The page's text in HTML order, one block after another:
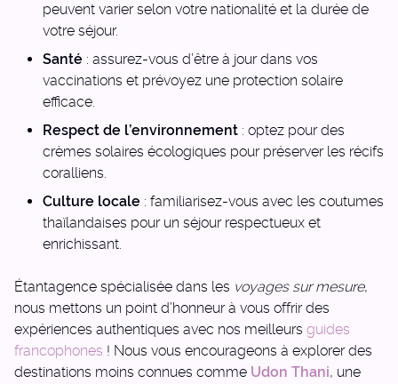
peuvent varier selon votre nationalité et la durée de
votre séjour.
Santé : assurez-vous d’être à jour dans vos
vaccinations et prévoyez une protection solaire
efficace.
Respect de l’environnement : optez pour des
crèmes solaires écologiques pour préserver les récifs
coralliens.
Culture locale : familiarisez-vous avec les coutumes
thaïlandaises pour un séjour respectueux et
enrichissant.
Étantagence spécialisée dans les voyages sur mesure,
nous mettons un point d’honneur à vous offrir des
expériences authentiques avec nos meilleurs guides
francophones ! Nous vous encourageons à explorer des
destinations moins connues comme Udon Thani, une